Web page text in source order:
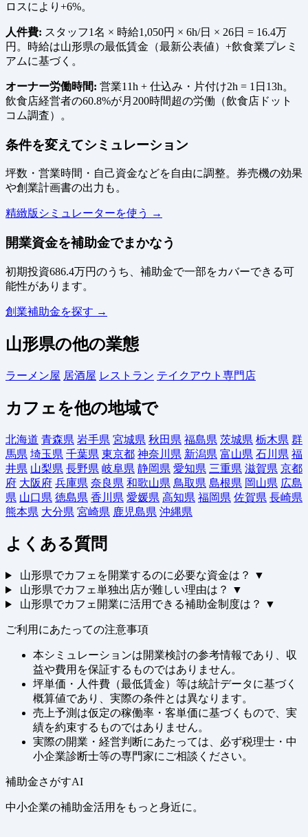
ロスにより+6%。
人件費: スタッフ1名 × 時給1,050円 × 6h/日 × 26日 = 16.4万
円。時給は山形県の最低賃金（最新公表値）+飲食業プレミ
アムに基づく。
オーナー労働時間: 営業11h + 仕込み・片付け2h = 1日13h。
飲食店経営者の60.8%が月200時間超の労働（飲食店ドット
コム調査）。
条件を変えてシミュレーション
坪数・営業時間・自己資金などを自由に調整。券売機の効果
や創業計画書の出力も。
精緻版シミュレーターを使う →
開業資金を補助金でまかなう
初期投資686.4万円のうち、補助金で一部をカバーできる可
能性があります。
創業補助金を探す →
山形県の他の業態
ラーメン屋 居酒屋 レストラン テイクアウト専門店
カフェを他の地域で
北海道 青森県 岩手県 宮城県 秋田県 福島県 茨城県 栃木県 群
馬県 埼玉県 千葉県 東京都 神奈川県 新潟県 富山県 石川県 福
井県 山梨県 長野県 岐阜県 静岡県 愛知県 三重県 滋賀県 京都
府 大阪府 兵庫県 奈良県 和歌山県 鳥取県 島根県 岡山県 広島
県 山口県 徳島県 香川県 愛媛県 高知県 福岡県 佐賀県 長崎県
熊本県 大分県 宮崎県 鹿児島県 沖縄県
よくある質問
山形県でカフェを開業するのに必要な資金は？
▼
山形県でカフェ単独出店が難しい理由は？
▼
山形県でカフェ開業に活用できる補助金制度は？
▼
ご利用にあたっての注意事項
本シミュレーションは開業検討の参考情報であり、収
益や費用を保証するものではありません。
坪単価・人件費（最低賃金）等は統計データに基づく
概算値であり、実際の条件とは異なります。
売上予測は仮定の稼働率・客単価に基づくもので、実
績を約束するものではありません。
実際の開業・経営判断にあたっては、必ず税理士・中
小企業診断士等の専門家にご相談ください。
補助金さがすAI
中小企業の補助金活用をもっと身近に。